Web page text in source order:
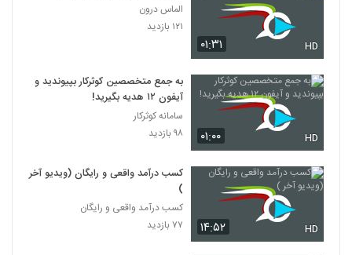
۰۱:۳۱ HD
الماس درون
۱۲۱ بازدید
۰۱:۰۰ HD
به جمع متخصصین کوثرکار بپیوندید و
آیفون ۱۲ هدیه بگیرید!
سامانه کوثرکار
۹۸ بازدید
۱۴:۵۲ HD
کسب درآمد واقعی و رایگان (ویدیو آخر
)
کسب درآمد واقعی و رایگان
۷۷ بازدید